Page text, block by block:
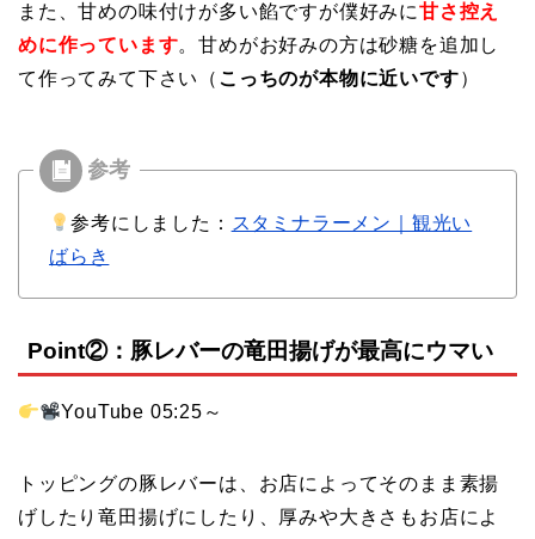
また、甘めの味付けが多い餡ですが僕好みに甘さ控え
めに作っています。甘めがお好みの方は砂糖を追加し
て作ってみて下さい（ こっちのが本物に近いです）
参考にしました： スタミナラーメン｜観光い
ばらき
Point②：豚レバーの竜田揚げが最高にウマい
YouTube 05:25～
トッピングの豚レバーは、お店によってそのまま素揚
げしたり竜田揚げにしたり、厚みや大きさもお店によ